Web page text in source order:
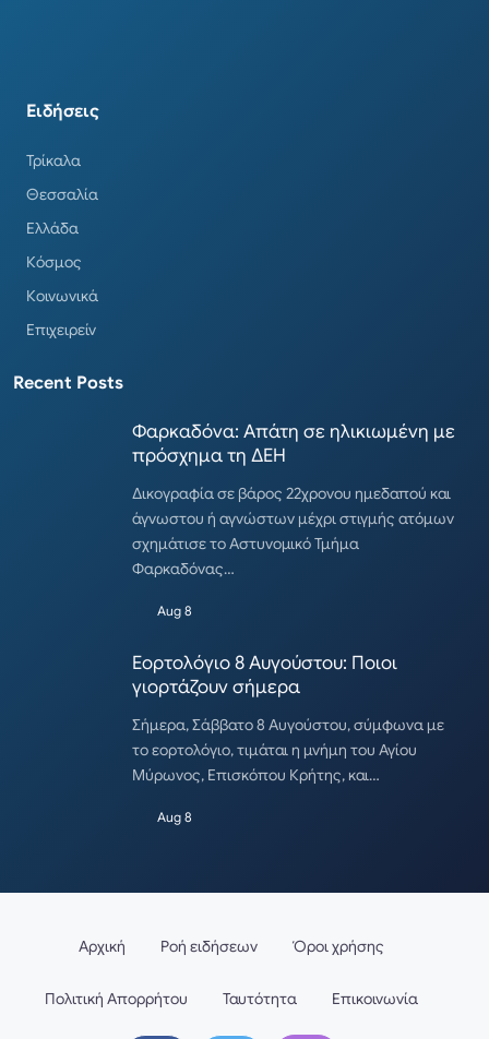
Ειδήσεις
Τρίκαλα
Θεσσαλία
Ελλάδα
Κόσμος
Κοινωνικά
Επιχειρείν
Recent Posts
Φαρκαδόνα: Απάτη σε ηλικιωμένη με
πρόσχημα τη ΔΕΗ
Δικογραφία σε βάρος 22χρονου ημεδαπού και
άγνωστου ή αγνώστων μέχρι στιγμής ατόμων
σχημάτισε το Αστυνομικό Τμήμα
Φαρκαδόνας…
Aug 8
Εορτολόγιο 8 Αυγούστου: Ποιοι
γιορτάζουν σήμερα
Σήμερα, Σάββατο 8 Αυγούστου, σύμφωνα με
το εορτολόγιο, τιμάται η μνήμη του Αγίου
Μύρωνος, Επισκόπου Κρήτης, και…
Aug 8
Αρχική Ροή ειδήσεων Όροι χρήσης
Πολιτική Απορρήτου Ταυτότητα Επικοινωνία